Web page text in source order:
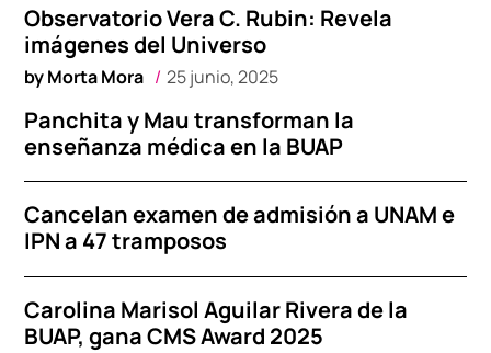
Observatorio Vera C. Rubin: Revela
imágenes del Universo
byMorta Mora 25 junio, 2025
Panchita y Mau transforman la
enseñanza médica en la BUAP
Cancelan examen de admisión a UNAM e
IPN a 47 tramposos
Carolina Marisol Aguilar Rivera de la
BUAP, gana CMS Award 2025